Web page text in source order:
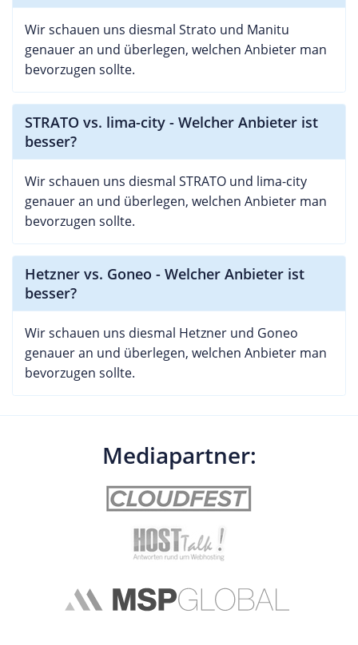
Wir schauen uns diesmal Strato und Manitu
genauer an und überlegen, welchen Anbieter man
bevorzugen sollte.
STRATO vs. lima-city - Welcher Anbieter ist
besser?
Wir schauen uns diesmal STRATO und lima-city
genauer an und überlegen, welchen Anbieter man
bevorzugen sollte.
Hetzner vs. Goneo - Welcher Anbieter ist
besser?
Wir schauen uns diesmal Hetzner und Goneo
genauer an und überlegen, welchen Anbieter man
bevorzugen sollte.
Mediapartner: